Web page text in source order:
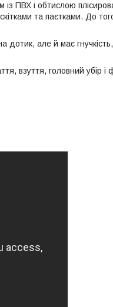
із ПВХ і обтислою
та паєтками. До
дотик, але й має
взуття, головний убір і